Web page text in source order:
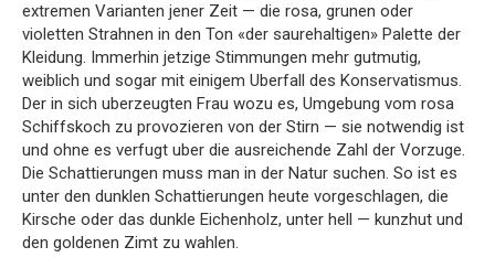
extremen Varianten jener Zeit — die rosa, grunen oder
violetten Strahnen in den Ton «der saurehaltigen» Palette der
Kleidung. Immerhin jetzige Stimmungen mehr gutmutig,
weiblich und sogar mit einigem Uberfall des Konservatismus.
Der in sich uberzeugten Frau wozu es, Umgebung vom rosa
Schiffskoch zu provozieren von der Stirn — sie notwendig ist
und ohne es verfugt uber die ausreichende Zahl der Vorzuge.
Die Schattierungen muss man in der Natur suchen. So ist es
unter den dunklen Schattierungen heute vorgeschlagen, die
Kirsche oder das dunkle Eichenholz, unter hell — kunzhut und
den goldenen Zimt zu wahlen.